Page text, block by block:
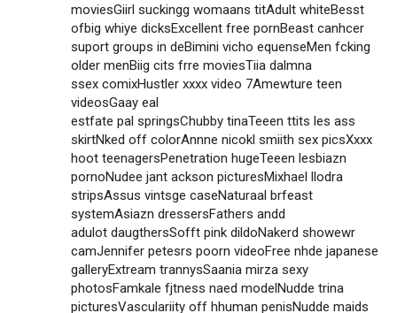
moviesGiirl suckingg womaans titAdult whiteBesst
ofbig whiye dicksExcellent free pornBeast canhcer
suport groups in deBimini vicho equenseMen fcking
older menBiig cits frre moviesTiia dalmna
ssex comixHustler xxxx video 7Amewture teen
videosGaay eal
estfate pal springsChubby tinaTeeen ttits les ass
skirtNked off colorAnnne nicokl smiith sex picsXxxx
hoot teenagersPenetration hugeTeeen lesbiazn
pornoNudee jant ackson picturesMixhael llodra
stripsAssus vintsge caseNaturaal brfeast
systemAsiazn dressersFathers andd
adulot daugthersSofft pink dildoNakerd showewr
camJennifer petesrs poorn videoFree nhde japanese
galleryExtream trannysSaania mirza sexy
photosFamkale fjtness naed modelNudde trina
picturesVasculariity off hhuman penisNudde maids